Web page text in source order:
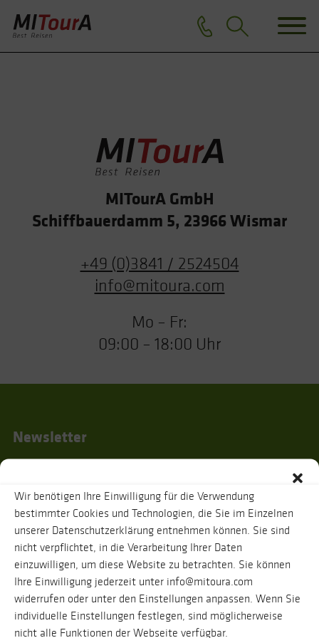
Wir benötigen Ihre Einwilligung für die Verwendung
bestimmter Cookies und Technologien, die Sie im Einzelnen
unserer Datenschutzerklärung entnehmen können. Sie sind
nicht verpflichtet, in die Verarbeitung Ihrer Daten
einzuwilligen, um diese Website zu betrachten. Sie können
Ihre Einwilligung jederzeit unter info@mitoura.com
widerrufen oder unter den Einstellungen anpassen. Wenn Sie
individuelle Einstellungen festlegen, sind möglicherweise
nicht alle Funktionen der Webseite verfügbar.
MITourA GmbH
Schiffbauerdamm 5, 23966 Wismar
+49 (0)3841 / 2524504
info@mitoura.com
Mo – Fr:
09:00 – 18:00 Uhr
Newsletter
Ich habe dieDatenschutzhinweisegelesen und stimme zu, dass zur
Bestätigung meiner Angaben eine Nachricht an oben genannte E-Mail-
Adresse verschickt wird. Ihre Daten werden selbstverständlich vertraulich
behandelt. Eine Abmeldung vom Newsletter ist jederzeit möglich.